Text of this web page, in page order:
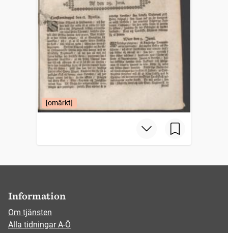
[omärkt]
Information
Om tjänsten
Alla tidningar A-Ö